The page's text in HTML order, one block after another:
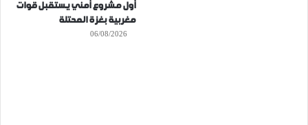
أول مشروع أمني يستقبل قوات
مغربية بغزة المحتلة
06/08/2026